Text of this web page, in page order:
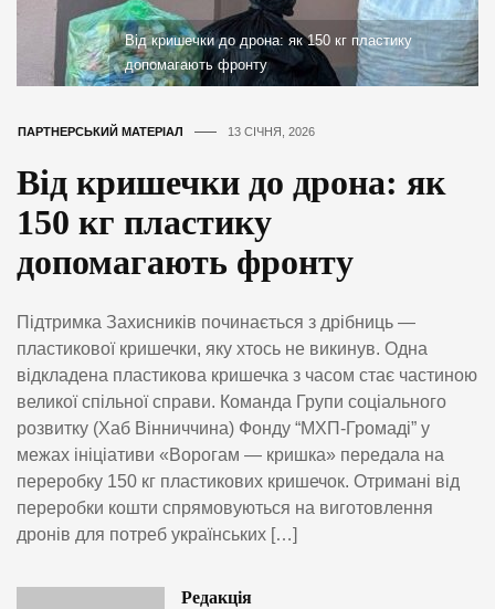
Від кришечки до дрона: як 150 кг пластику
допомагають фронту
ПАРТНЕРСЬКИЙ МАТЕРІАЛ 13 СІЧНЯ, 2026
Від кришечки до дрона: як
150 кг пластику
допомагають фронту
Підтримка Захисників починається з дрібниць —
пластикової кришечки, яку хтось не викинув. Одна
відкладена пластиковa кришечка з часом стає частиною
великої спільної справи. Команда Групи соціального
розвитку (Хаб Вінниччина) Фонду “МХП-Громаді” у
межах ініціативи «Ворогам — кришка» передала на
переробку 150 кг пластикових кришечок. Отримані від
переробки кошти спрямовуються на виготовлення
дронів для потреб українських […]
Редакція